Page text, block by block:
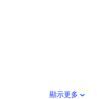
顯示更多